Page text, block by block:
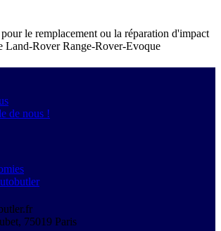
pour le remplacement ou la réparation d'impact
Land-Rover Range-Rover-Evoque
de nous !
75019 Paris